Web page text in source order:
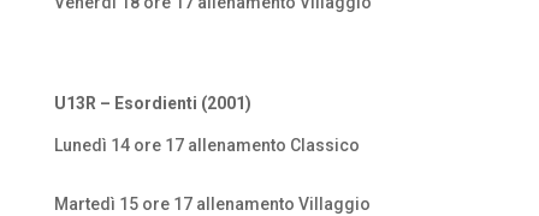
U13R – Esordienti (2001)
Lunedì 14 ore 17 allenamento Classico
Martedì 15 ore 17 allenamento Villaggio